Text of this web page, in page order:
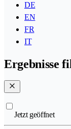
DE
EN
FR
IT
Ergebnisse
Jetzt geöffnet